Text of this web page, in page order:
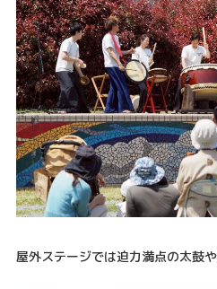
屋外ステージでは迫力満点の太鼓